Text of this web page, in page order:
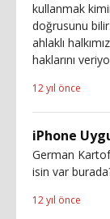
kullanmak
doğrusunu
ahlaklı
haklarını
12 yıl önce
iPhone
German
isin var
12 yıl önce